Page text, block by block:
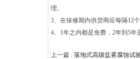
理。
3、在保修期内供货商应每隔12
4、 1年之内都是免费， 2年到 5年
上一篇 : 落地式高级盐雾腐蚀试